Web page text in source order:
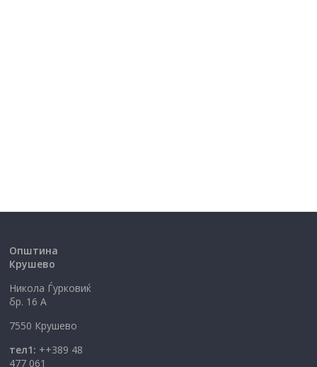
Општина
Крушево
Никола Ѓурковиќ
бр. 16 А
7550 Крушево
тел1: ++389 48
477 061